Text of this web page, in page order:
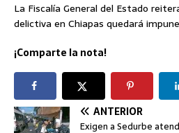
La Fiscalía General del Estado
delictiva en Chiapas quedará
¡Comparte la nota!
ANTERIOR
Exigen a Sedurbe